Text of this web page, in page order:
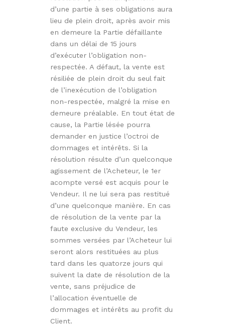
d’une partie à ses obligations aura
lieu de plein droit, après avoir mis
en demeure la Partie défaillante
dans un délai de 15 jours
d’exécuter l’obligation non-
respectée. A défaut, la vente est
résiliée de plein droit du seul fait
de l’inexécution de l’obligation
non-respectée, malgré la mise en
demeure préalable. En tout état de
cause, la Partie lésée pourra
demander en justice l’octroi de
dommages et intérêts. Si la
résolution résulte d’un quelconque
agissement de l’Acheteur, le 1er
acompte versé est acquis pour le
Vendeur. Il ne lui sera pas restitué
d’une quelconque manière. En cas
de résolution de la vente par la
faute exclusive du Vendeur, les
sommes versées par l’Acheteur lui
seront alors restituées au plus
tard dans les quatorze jours qui
suivent la date de résolution de la
vente, sans préjudice de
l’allocation éventuelle de
dommages et intérêts au profit du
Client.